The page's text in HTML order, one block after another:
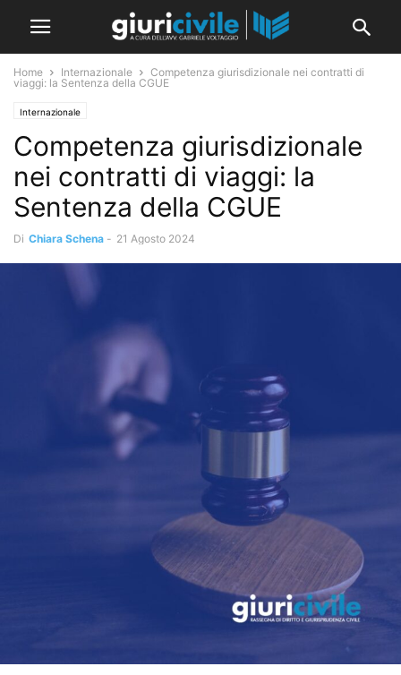
Home Internazionale
Competenza giurisdizionale nei contratti di
viaggi: la Sentenza della CGUE
Internazionale
Competenza giurisdizionale
nei contratti di viaggi: la
Sentenza della CGUE
Di Chiara Schena - 21 Agosto 2024